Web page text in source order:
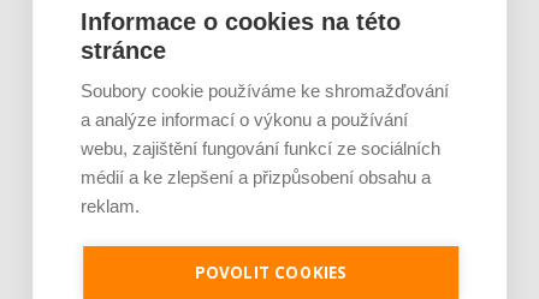
nacházet maximálně pět
set lidí najednou.
jakákoliv omezení počtu
návštěvníků, řídíme se tedy
hygienou schválenou
kapacitou našeho areálu dle
Martin Mikš, generální
ředitel společnosti STAREZ
Informace o cookies na této
stránce
Soubory cookie používáme ke shromažďování
a analýze informací o výkonu a používání
webu, zajištění fungování funkcí ze sociálních
médií a ke zlepšení a přizpůsobení obsahu a
reklam.
POVOLIT COOKIES